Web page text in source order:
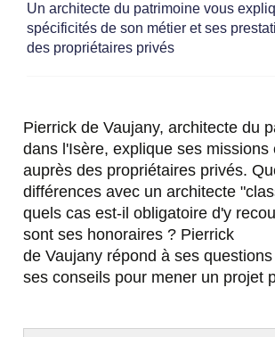
Un architecte du patrimoine vous
spécificités de son métier et ses
des propriétaires privés
Pierrick de Vaujany, architecte du
dans l'Isère, explique ses missions
auprès des propriétaires privés.
différences avec un architecte
quels cas est-il obligatoire d'y
sont ses honoraires ? Pierrick
de Vaujany répond à ses
ses conseils pour mener un projet